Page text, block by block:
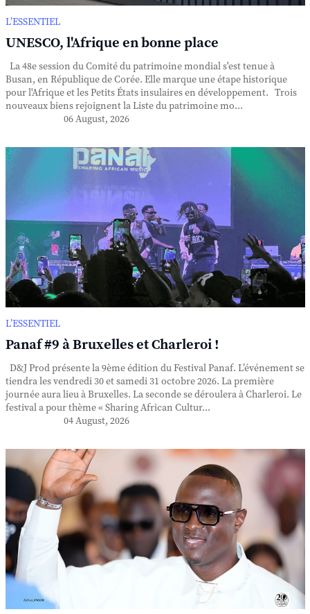
L’ESSENTIEL
UNESCO, l'Afrique en bonne place
La 48e session du Comité du patrimoine mondial s'est tenue à
Busan, en République de Corée. Elle marque une étape historique
pour l'Afrique et les Petits États insulaires en développement. Trois
nouveaux biens rejoignent la Liste du patrimoine mo...
06 August, 2026
L’ESSENTIEL
Panaf #9 à Bruxelles et Charleroi !
D&J Prod présente la 9ème édition du Festival Panaf. L’événement se
tiendra les vendredi 30 et samedi 31 octobre 2026. La première
journée aura lieu à Bruxelles. La seconde se déroulera à Charleroi. Le
festival a pour thème « Sharing African Cultur...
04 August, 2026